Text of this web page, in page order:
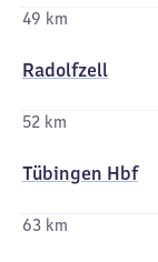
49 km
Radolfzell
52 km
Tübingen Hbf
63 km